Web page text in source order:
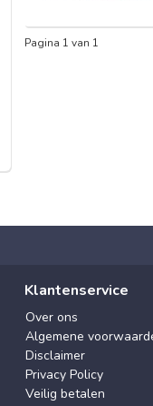
Pagina 1 van 1
Klantenservice
Over ons
Algemene
Disclaimer
Privacy Policy
Veilig betalen